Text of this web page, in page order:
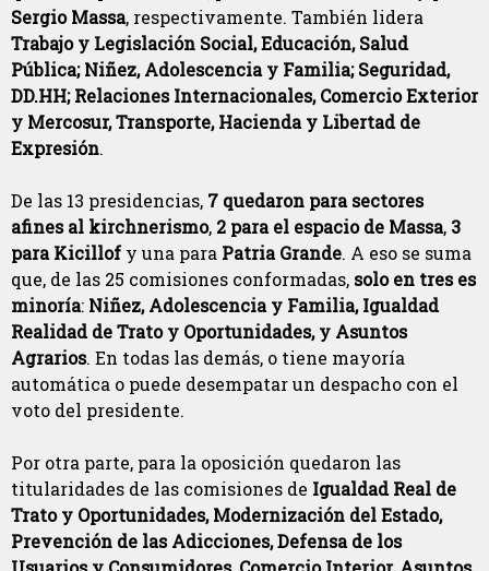
Sergio Massa, respectivamente. También lidera
Trabajo y Legislación Social, Educación, Salud
Pública; Niñez, Adolescencia y Familia; Seguridad,
DD.HH; Relaciones Internacionales, Comercio Exterior
y Mercosur, Transporte, Hacienda y Libertad de
Expresión.
De las 13 presidencias, 7 quedaron para sectores
afines al kirchnerismo, 2 para el espacio de Massa, 3
para Kicillof y una para Patria Grande. A eso se suma
que, de las 25 comisiones conformadas, solo en tres es
minoría: Niñez, Adolescencia y Familia, Igualdad
Realidad de Trato y Oportunidades, y Asuntos
Agrarios. En todas las demás, o tiene mayoría
automática o puede desempatar un despacho con el
voto del presidente.
Por otra parte, para la oposición quedaron las
titularidades de las comisiones de Igualdad Real de
Trato y Oportunidades, Modernización del Estado,
Prevención de las Adicciones, Defensa de los